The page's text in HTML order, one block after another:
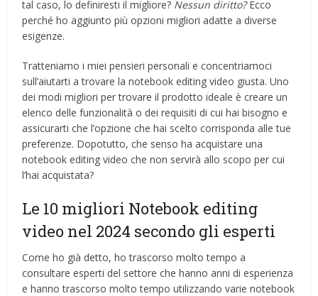
tal caso, lo definiresti il ​​migliore? Nessun diritto?Ecco
perché ho aggiunto più opzioni migliori adatte a diverse
esigenze.
Tratteniamo i miei pensieri personali e concentriamoci
sull’aiutarti a trovare la notebook editing video giusta. Uno
dei modi migliori per trovare il prodotto ideale è creare un
elenco delle funzionalità o dei requisiti di cui hai bisogno e
assicurarti che l’opzione che hai scelto corrisponda alle tue
preferenze. Dopotutto, che senso ha acquistare una
notebook editing video che non servirà allo scopo per cui
l’hai acquistata?
Le 10 migliori Notebook editing
video nel 2024 secondo gli esperti
Come ho già detto, ho trascorso molto tempo a
consultare esperti del settore che hanno anni di esperienza
e hanno trascorso molto tempo utilizzando varie notebook